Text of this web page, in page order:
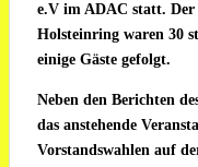
e.V im ADAC statt.
Holsteinring waren 30
einige Gäste gefolgt.
Neben den Berichten
das anstehende
Vorstandswahlen auf